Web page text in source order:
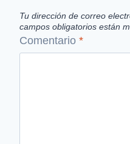
Tu dirección de correo
campos obligatorios están
Comentario *